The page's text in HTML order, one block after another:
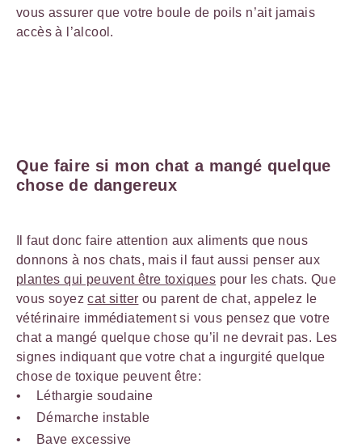
vous assurer que votre boule de poils n’ait jamais
accès à l’alcool.
Que faire si mon chat a mangé quelque
chose de dangereux
Il faut donc faire attention aux aliments que nous
donnons à nos chats, mais il faut aussi penser aux
plantes qui peuvent être toxiques pour les chats. Que
vous soyezcat sitter ou parent de chat, appelez le
vétérinaire immédiatement si vous pensez que votre
chat a mangé quelque chose qu’il ne devrait pas. Les
signes indiquant que votre chat a ingurgité quelque
chose de toxique peuvent être:
Léthargie soudaine
Démarche instable
Bave excessive